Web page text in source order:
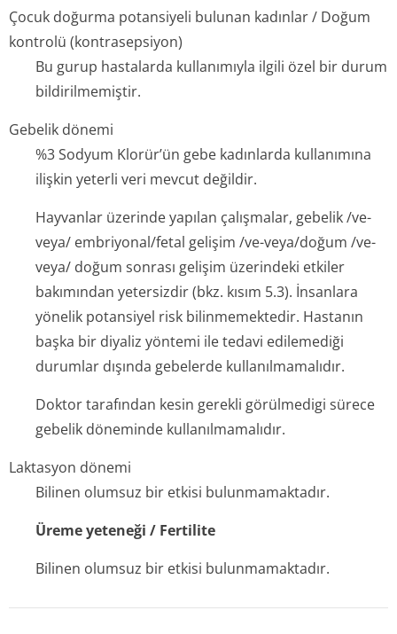
Çocuk doğurma potansiyeli bulunan kadınlar / Doğum
kontrolü (kontrasepsiyon)
Bu gurup hastalarda kullanımıyla ilgili özel bir durum
bildirilmemiştir.
Gebelik dönemi
%3 Sodyum Klorür’ün gebe kadınlarda kullanımına
ilişkin yeterli veri mevcut değildir.
Hayvanlar üzerinde yapılan çalışmalar, gebelik /ve-
veya/ embriyonal/fetal gelişim /ve-veya/doğum /ve-
veya/ doğum sonrası gelişim üzerindeki etkiler
bakımından yetersizdir (bkz. kısım 5.3). İnsanlara
yönelik potansiyel risk bilinmemektedir. Hastanın
başka bir diyaliz yöntemi ile tedavi edilemediği
durumlar dışında gebelerde kullanılmamalıdır.
Doktor tarafından kesin gerekli görülmedigi sürece
gebelik döneminde kullanılmamalıdır.
Laktasyon dönemi
Bilinen olumsuz bir etkisi bulunmamaktadır.
Üreme yeteneği / Fertilite
Bilinen olumsuz bir etkisi bulunmamaktadır.